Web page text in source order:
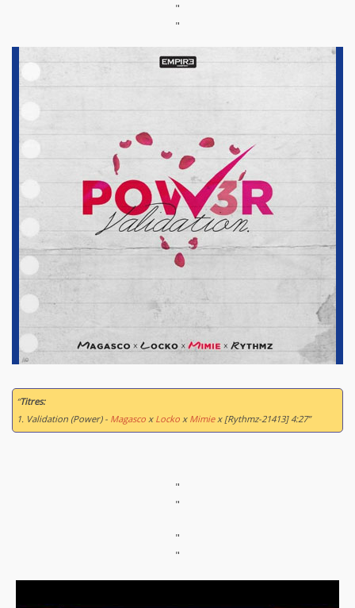
"
"
“Titres:
1. Validation (Power) - Magasco x Locko x Mimiex [Rythmz-21413] 4:27”
"
"
"
"